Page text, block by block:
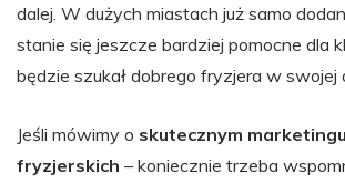
dalej. W dużych miastach już samo
stanie się jeszcze bardziej pomocne dla
będzie szukał dobrego fryzjera w swojej
Jeśli mówimy o skutecznym
fryzjerskich – koniecznie trzeba